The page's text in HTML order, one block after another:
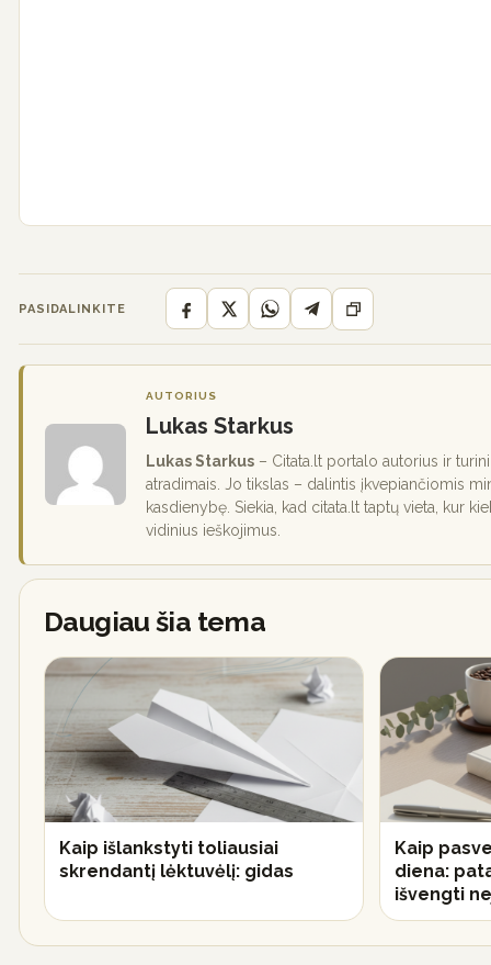
PASIDALINKITE
AUTORIUS
Lukas Starkus
Lukas Starkus – Citata.lt portalo autorius ir
atradimais. Jo tikslas – dalintis įkvepiančiomis
kasdienybę. Siekia, kad citata.lt taptų vieta, kur
vidinius ieškojimus.
Daugiau šia tema
Kaip išlankstyti toliausiai
skrendantį lėktuvėlį: gidas
Kaip
diena:
išvengti